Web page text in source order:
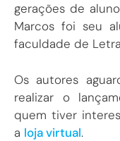
gerações de
Marcos foi seu
faculdade de
Os autores
realizar o
quem tiver
a loja virtual.